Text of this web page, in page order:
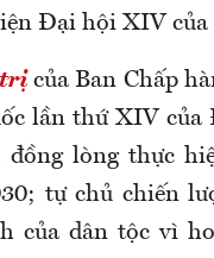
Đại hội XIV
trị của Ban Chấp
lần thứ XIV của
đồng lòng thực
tự chủ chiến
của dân tộc vì